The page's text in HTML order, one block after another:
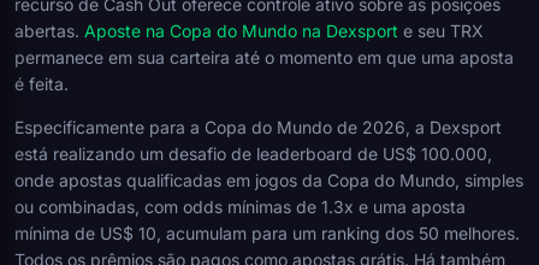
recurso de Cash Out oferece controle ativo sobre as posições
abertas. Aposte na Copa do Mundo na Dexsport e seu TRX
permanece em sua carteira até o momento em que uma aposta
é feita.
Especificamente para a Copa do Mundo de 2026, a Dexsport
está realizando um desafio de leaderboard de US$ 100.000,
onde apostas qualificadas em jogos da Copa do Mundo, simples
ou combinadas, com odds mínimas de 1.3x e uma aposta
mínima de US$ 10, acumulam para um ranking dos 50 melhores.
Todos os prêmios são pagos como apostas grátis. Há também